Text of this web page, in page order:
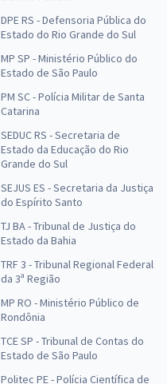
DPE RS - Defensoria Pública do
Estado do Rio Grande do Sul
MP SP - Ministério Público do
Estado de São Paulo
PM SC - Polícia Militar de Santa
Catarina
SEDUC RS - Secretaria de
Estado da Educação do Rio
Grande do Sul
SEJUS ES - Secretaria da Justiça
do Espírito Santo
TJ BA - Tribunal de Justiça do
Estado da Bahia
TRF 3 - Tribunal Regional Federal
da 3ª Região
MP RO - Ministério Público de
Rondônia
TCE SP - Tribunal de Contas do
Estado de São Paulo
Politec PE - Polícia Científica de